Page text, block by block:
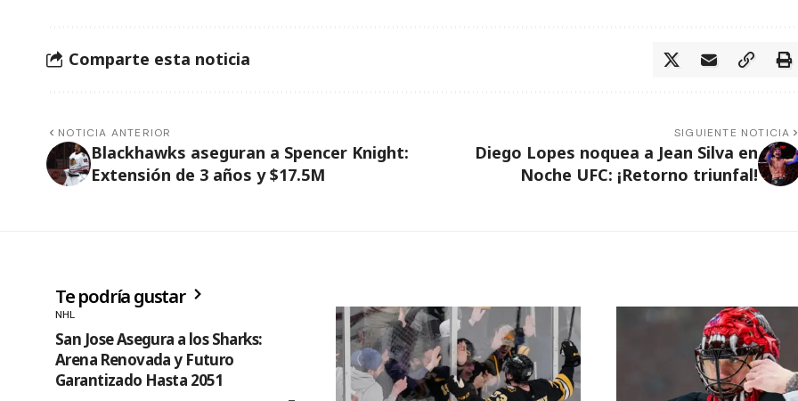
Comparte esta noticia
NOTICIA ANTERIOR
Blackhawks aseguran a Spencer Knight:
Extensión de 3 años y $17.5M
SIGUIENTE NOTICIA
Diego Lopes noquea a Jean Silva en
Noche UFC: ¡Retorno triunfal!
Te podría gustar
NHL
San Jose Asegura a los Sharks:
Arena Renovada y Futuro
Garantizado Hasta 2051